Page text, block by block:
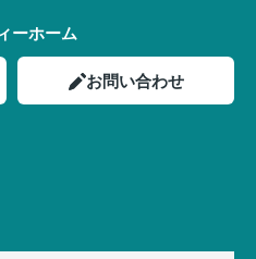
ーホーム
お問い合わせ